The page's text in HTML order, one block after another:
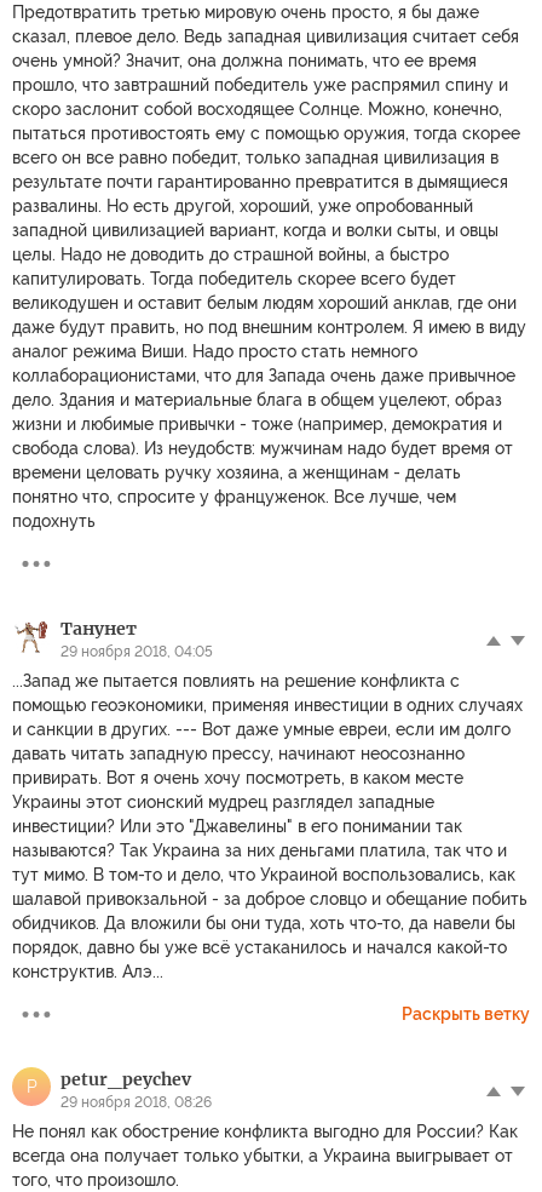
Предотвратить третью мировую очень просто, я бы даже
сказал, плевое дело. Ведь западная цивилизация считает себя
очень умной? Значит, она должна понимать, что ее время
прошло, что завтрашний победитель уже распрямил спину и
скоро заслонит собой восходящее Солнце. Можно, конечно,
пытаться противостоять ему с помощью оружия, тогда скорее
всего он все равно победит, только западная цивилизация в
результате почти гарантированно превратится в дымящиеся
развалины. Но есть другой, хороший, уже опробованный
западной цивилизацией вариант, когда и волки сыты, и овцы
целы. Надо не доводить до страшной войны, а быстро
капитулировать. Тогда победитель скорее всего будет
великодушен и оставит белым людям хороший анклав, где они
даже будут править, но под внешним контролем. Я имею в виду
аналог режима Виши. Надо просто стать немного
коллаборационистами, что для Запада очень даже привычное
дело. Здания и материальные блага в общем уцелеют, образ
жизни и любимые привычки - тоже (например, демократия и
свобода слова). Из неудобств: мужчинам надо будет время от
времени целовать ручку хозяина, а женщинам - делать
понятно что, спросите у француженок. Все лучше, чем
подохнуть
Танунет
29 ноября 2018, 04:05
...Запад же пытается повлиять на решение конфликта с
помощью геоэкономики, применяя инвестиции в одних случаях
и санкции в других. --- Вот даже умные евреи, если им долго
давать читать западную прессу, начинают неосознанно
привирать. Вот я очень хочу посмотреть, в каком месте
Украины этот сионский мудрец разглядел западные
инвестиции? Или это "Джавелины" в его понимании так
называются? Так Украина за них деньгами платила, так что и
тут мимо. В том-то и дело, что Украиной воспользовались, как
шалавой привокзальной - за доброе словцо и обещание побить
обидчиков. Да вложили бы они туда, хоть что-то, да навели бы
порядок, давно бы уже всё устаканилось и начался какой-то
конструктив. Алэ...
Раскрыть ветку
P petur_peychev
29 ноября 2018, 08:26
Не понял как обострение конфликта выгодно для России? Как
всегда она получает только убытки, а Украина выигрывает от
того, что произошло.